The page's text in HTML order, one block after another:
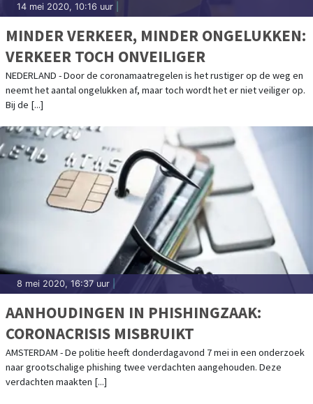
14 mei 2020, 10:16 uur
MINDER VERKEER, MINDER ONGELUKKEN:
VERKEER TOCH ONVEILIGER
NEDERLAND - Door de coronamaatregelen is het rustiger op de weg en
neemt het aantal ongelukken af, maar toch wordt het er niet veiliger op.
Bij de [...]
8 mei 2020, 16:37 uur
AANHOUDINGEN IN PHISHINGZAAK:
CORONACRISIS MISBRUIKT
AMSTERDAM - De politie heeft donderdagavond 7 mei in een onderzoek
naar grootschalige phishing twee verdachten aangehouden. Deze
verdachten maakten [...]